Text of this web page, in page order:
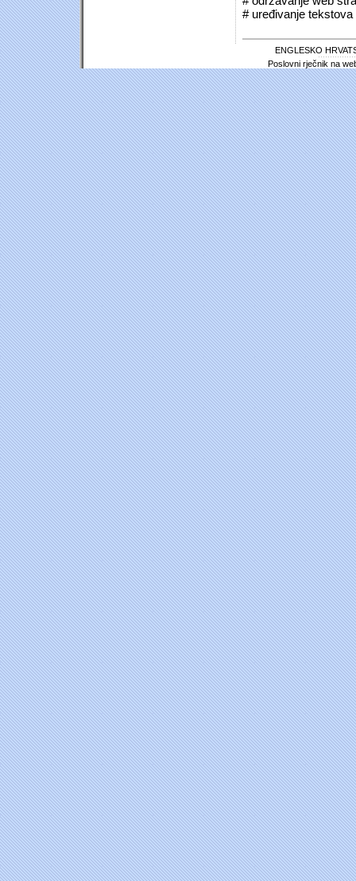
# uređivanje
ENGLESKO
Poslovni rječnik na